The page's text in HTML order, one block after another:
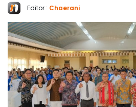
Editor : Chaerani